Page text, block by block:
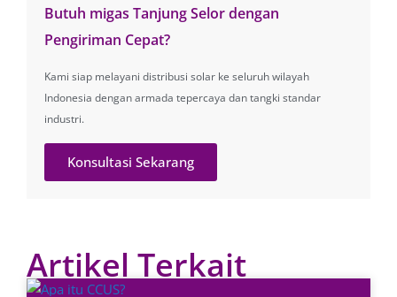
Butuh migas Tanjung Selor dengan
Pengiriman Cepat?
Kami siap melayani distribusi solar ke seluruh wilayah
Indonesia dengan armada tepercaya dan tangki standar
industri.
Konsultasi Sekarang
Artikel Terkait